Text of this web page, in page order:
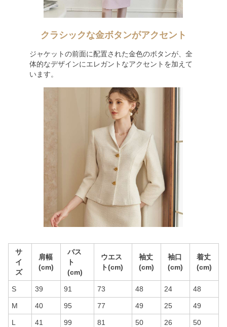
クラシックな金ボタンがアクセント
ジャケットの前面に配置された金色のボタンが、全
体的なデザインにエレガントなアクセントを加えて
います。
サ
イ
ズ
肩幅
(cm)
バス
ト
(cm)
ウエス
ト(cm)
袖丈
(cm)
袖口
(cm)
着丈
(cm)
S 39 91 73 48 24 48
M 40 95 77 49 25 49
L 41 99 81 50 26 50